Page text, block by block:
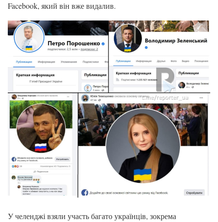
Facebook, який він вже видалив.
У челенджі взяли участь багато українців, зокрема